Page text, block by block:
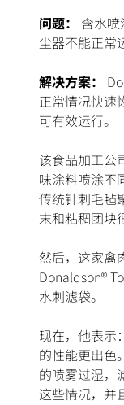
问题：
含水
尘器不能正常
解决方案：
正常情况快速
可有效运行。
该食品加工公
味涂料喷涂不
传统针刺毛毡
末和粘稠团块
然后，这家禽
Donaldson®
水刺滤袋。
现在，他表示
的性能更出色
的喷雾过湿，
这些情况，并